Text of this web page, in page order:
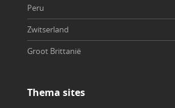
Peru
Zwitserland
Groot Brittanië
Thema sites